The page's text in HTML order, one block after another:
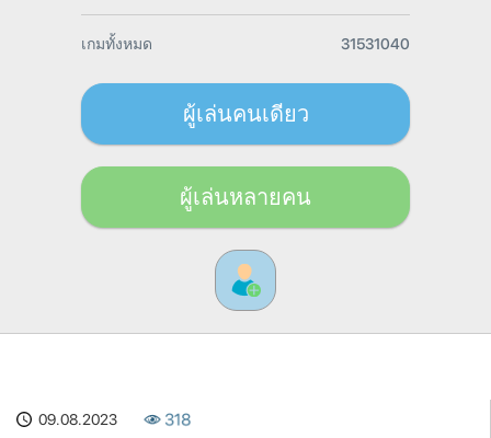
เกมทั้งหมด 31531040
ผู้เล่นคนเดียว
ผู้เล่นหลายคน
09.08.2023 318